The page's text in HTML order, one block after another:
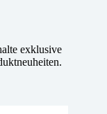
exklusive